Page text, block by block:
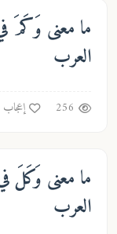
ما معنى وَكَمَ
العرب
256 إعجاب
ما معنى وَكَلَ
العرب